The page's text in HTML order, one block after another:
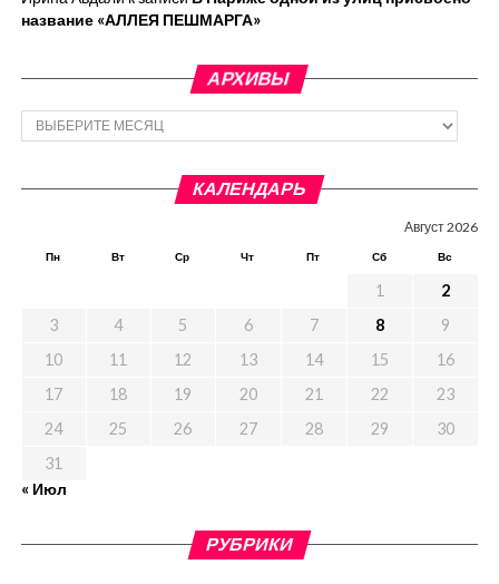
название «АЛЛЕЯ ПЕШМАРГА»
АРХИВЫ
Архивы
КАЛЕНДАРЬ
Август 2026
Пн Вт Ср Чт Пт Сб Вс
1
2
3
4 5 6 7 8
9
10
11 12 13 14 15
16
17
18 19 20 21 22
23
24
25 26 27 28 29
30
31
« Июл
РУБРИКИ